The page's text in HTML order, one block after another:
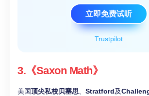
Trustpilot
立即免费试听
3.《Saxon Math》
美国顶尖私校贝塞思 Stratford及